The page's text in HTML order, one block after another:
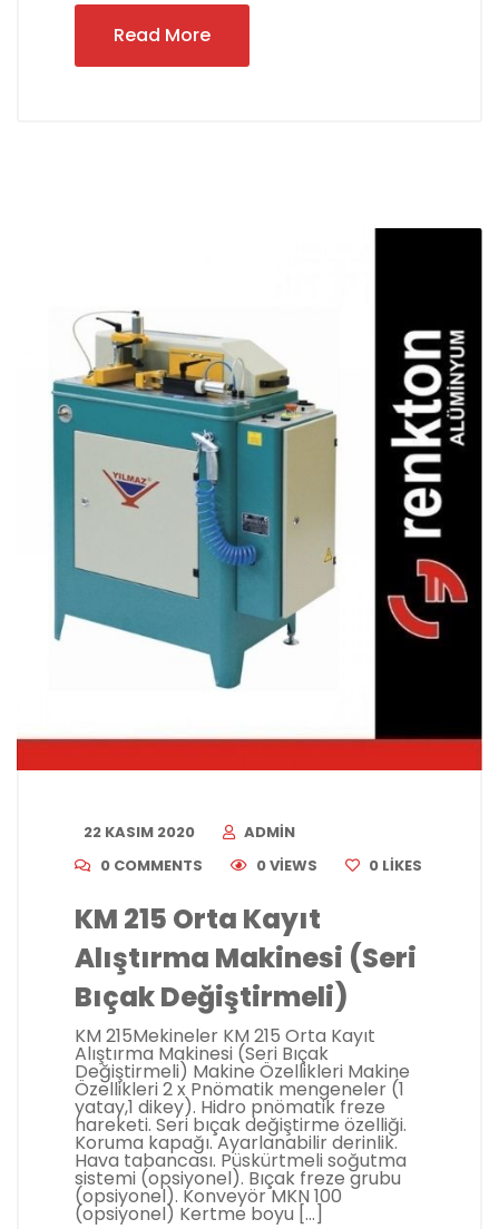
Read More
22 KASIM 2020
ADMIN
0 COMMENTS
0 VIEWS 0 LIKES
KM 215 Orta Kayıt
Alıştırma Makinesi (Seri
Bıçak Değiştirmeli)
KM 215Mekineler KM 215 Orta Kayıt
Alıştırma Makinesi (Seri Bıçak
Değiştirmeli) Makine Özellikleri Makine
Özellikleri 2 x Pnömatik mengeneler (1
yatay,1 dikey). Hidro pnömatik freze
hareketi. Seri bıçak değiştirme özelliği.
Koruma kapağı. Ayarlanabilir derinlik.
Hava tabancası. Püskürtmeli soğutma
sistemi (opsiyonel). Bıçak freze grubu
(opsiyonel). Konveyör MKN 100
(opsiyonel) Kertme boyu […]